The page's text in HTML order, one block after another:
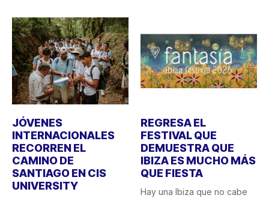
JÓVENES
INTERNACIONALES
RECORREN EL
CAMINO DE
SANTIAGO EN CIS
UNIVERSITY
REGRESA EL
FESTIVAL QUE
DEMUESTRA QUE
IBIZA ES MUCHO MÁS
QUE FIESTA
Hay una Ibiza que no cabe